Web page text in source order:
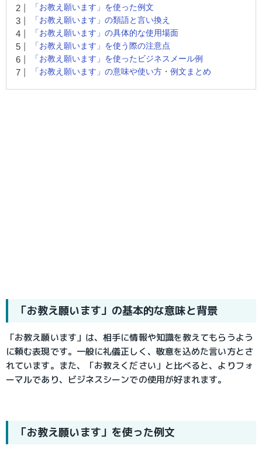
「お教え願います」を使った例文
「お教え願います」の類語と言い換え
「お教え願います」の具体的な使用場面
「お教え願います」を使う際の注意点
「お教え願います」を使ったビジネスメール例
「お教え願います」の意味や使い方・例文まとめ
「お教え願います」の基本的な意味と背景
「お教え願います」は、相手に情報や知識を教えてもらうよう
に頼む表現です。一般に礼儀正しく、敬意を込めた言い方とさ
れています。また、「お教えください」と比べると、よりフォ
ーマルであり、ビジネスシーンでの使用が好まれます。
「お教え願います」を使った例文